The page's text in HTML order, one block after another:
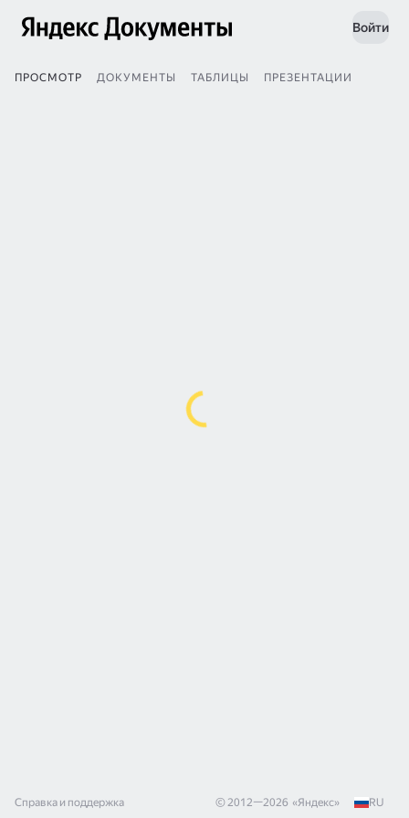
Войти
ПРОСМОТР ДОКУМЕНТЫ ТАБЛИЦЫ ПРЕЗЕНТАЦИИ
Справка и поддержка © 2012—2026 «Яндекс» RU